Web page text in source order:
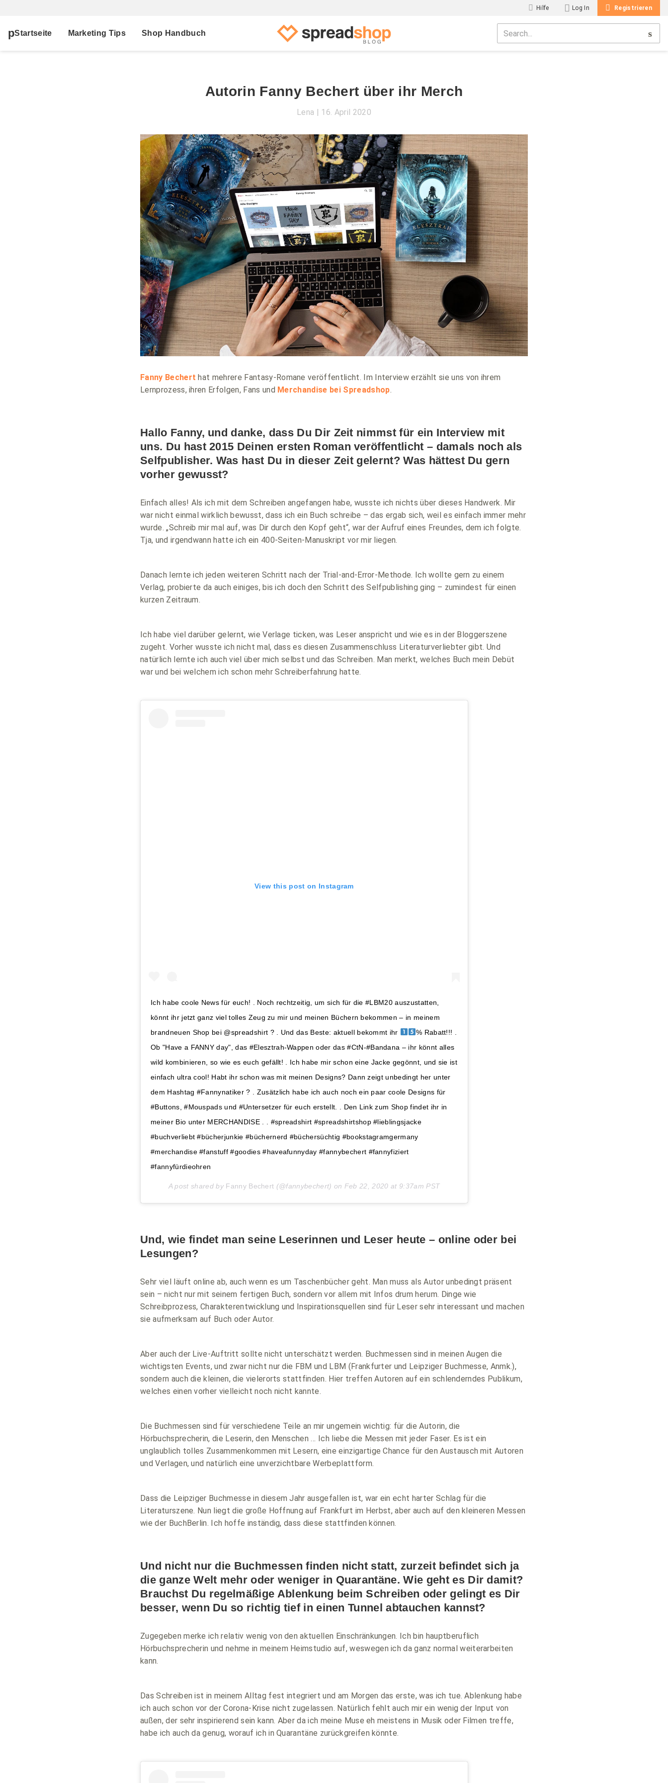
Hilfe Log In Registrieren
Startseite Marketing Tips Shop Handbuch
Autorin Fanny Bechert über ihr Merch
Lena 16. April 2020
Fanny Bechert hat mehrere Fantasy-Romane veröffentlicht. Im Interview erzählt sie uns von ihrem
Lernprozess, ihren Erfolgen, Fans und Merchandise bei Spreadshop.
Hallo Fanny, und danke, dass Du Dir Zeit nimmst für ein Interview mit
uns. Du hast 2015 Deinen ersten Roman veröffentlicht – damals noch als
Selfpublisher. Was hast Du in dieser Zeit gelernt? Was hättest Du gern
vorher gewusst?
Einfach alles! Als ich mit dem Schreiben angefangen habe, wusste ich nichts über dieses Handwerk. Mir
war nicht einmal wirklich bewusst, dass ich ein Buch schreibe – das ergab sich, weil es einfach immer mehr
wurde. „Schreib mir mal auf, was Dir durch den Kopf geht“, war der Aufruf eines Freundes, dem ich folgte.
Tja, und irgendwann hatte ich ein 400-Seiten-Manuskript vor mir liegen.
Danach lernte ich jeden weiteren Schritt nach der Trial-and-Error-Methode. Ich wollte gern zu einem
Verlag, probierte da auch einiges, bis ich doch den Schritt des Selfpublishing ging – zumindest für einen
kurzen Zeitraum.
Ich habe viel darüber gelernt, wie Verlage ticken, was Leser anspricht und wie es in der Bloggerszene
zugeht. Vorher wusste ich nicht mal, dass es diesen Zusammenschluss Literaturverliebter gibt. Und
natürlich lernte ich auch viel über mich selbst und das Schreiben. Man merkt, welches Buch mein Debüt
war und bei welchem ich schon mehr Schreiberfahrung hatte.
View this post on Instagram
Ich habe coole News für euch! . Noch rechtzeitig, um sich für die #LBM20 auszustatten,
könnt ihr jetzt ganz viel tolles Zeug zu mir und meinen Büchern bekommen – in meinem
brandneuen Shop bei @spreadshirt ? . Und das Beste: aktuell bekommt ihr
% Rabatt!!! .
Ob "Have a FANNY day", das #Elesztrah-Wappen oder das #CtN-#Bandana – ihr könnt alles
wild kombinieren, so wie es euch gefällt! . Ich habe mir schon eine Jacke gegönnt, und sie ist
einfach ultra cool! Habt ihr schon was mit meinen Designs? Dann zeigt unbedingt her unter
dem Hashtag #Fannynatiker ? . Zusätzlich habe ich auch noch ein paar coole Designs für
#Buttons, #Mouspads und #Untersetzer für euch erstellt. . Den Link zum Shop findet ihr in
meiner Bio unter MERCHANDISE . . #spreadshirt #spreadshirtshop #lieblingsjacke
#buchverliebt #bücherjunkie #büchernerd #büchersüchtig #bookstagramgermany
#merchandise #fanstuff #goodies #haveafunnyday #fannybechert #fannyfiziert
#fannyfürdieohren
A post shared by Fanny Bechert (@fannybechert) on Feb 22, 2020 at 9:37am PST
Und, wie findet man seine Leserinnen und Leser heute – online oder bei
Lesungen?
Sehr viel läuft online ab, auch wenn es um Taschenbücher geht. Man muss als Autor unbedingt präsent
sein – nicht nur mit seinem fertigen Buch, sondern vor allem mit Infos drum herum. Dinge wie
Schreibprozess, Charakterentwicklung und Inspirationsquellen sind für Leser sehr interessant und machen
sie aufmerksam auf Buch oder Autor.
Aber auch der Live-Auftritt sollte nicht unterschätzt werden. Buchmessen sind in meinen Augen die
wichtigsten Events, und zwar nicht nur die FBM und LBM (Frankfurter und Leipziger Buchmesse, Anmk.),
sondern auch die kleinen, die vielerorts stattfinden. Hier treffen Autoren auf ein schlenderndes Publikum,
welches einen vorher vielleicht noch nicht kannte.
Die Buchmessen sind für verschiedene Teile an mir ungemein wichtig: für die Autorin, die
Hörbuchsprecherin, die Leserin, den Menschen … Ich liebe die Messen mit jeder Faser. Es ist ein
unglaublich tolles Zusammenkommen mit Lesern, eine einzigartige Chance für den Austausch mit Autoren
und Verlagen, und natürlich eine unverzichtbare Werbeplattform.
Dass die Leipziger Buchmesse in diesem Jahr ausgefallen ist, war ein echt harter Schlag für die
Literaturszene. Nun liegt die große Hoffnung auf Frankfurt im Herbst, aber auch auf den kleineren Messen
wie der BuchBerlin. Ich hoffe inständig, dass diese stattfinden können.
Und nicht nur die Buchmessen finden nicht statt, zurzeit befindet sich ja
die ganze Welt mehr oder weniger in Quarantäne. Wie geht es Dir damit?
Brauchst Du regelmäßige Ablenkung beim Schreiben oder gelingt es Dir
besser, wenn Du so richtig tief in einen Tunnel abtauchen kannst?
Zugegeben merke ich relativ wenig von den aktuellen Einschränkungen. Ich bin hauptberuflich
Hörbuchsprecherin und nehme in meinem Heimstudio auf, weswegen ich da ganz normal weiterarbeiten
kann.
Das Schreiben ist in meinem Alltag fest integriert und am Morgen das erste, was ich tue. Ablenkung habe
ich auch schon vor der Corona-Krise nicht zugelassen. Natürlich fehlt auch mir ein wenig der Input von
außen, der sehr inspirierend sein kann. Aber da ich meine Muse eh meistens in Musik oder Filmen treffe,
habe ich auch da genug, worauf ich in Quarantäne zurückgreifen könnte.